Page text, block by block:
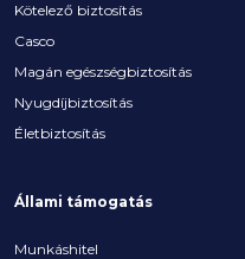
Kötelező biztosítás
Casco
Magán egészségbiztosítás
Nyugdíjbiztosítás
Életbiztosítás
Állami támogatás
Munkáshitel